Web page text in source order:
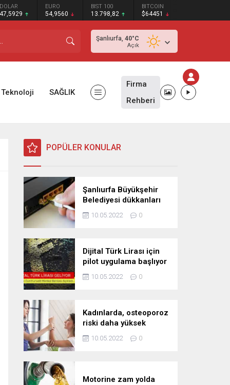
DOLAR
47,5929
EURO
54,9560
BIST 100
13.798,82
BITCOIN
$64451
Şanlıurfa, 40°C
Açık
Teknoloji SAĞLIK
Firma
Rehberi
POPÜLER KONULAR
Şanlıurfa Büyükşehir
Belediyesi dükkanları
ihaleye çıkardı!
10.05.2022 0
Dijital Türk Lirası için
pilot uygulama başlıyor
10.05.2022 0
Kadınlarda, osteoporoz
riski daha yüksek
10.05.2022 0
Motorine zam yolda